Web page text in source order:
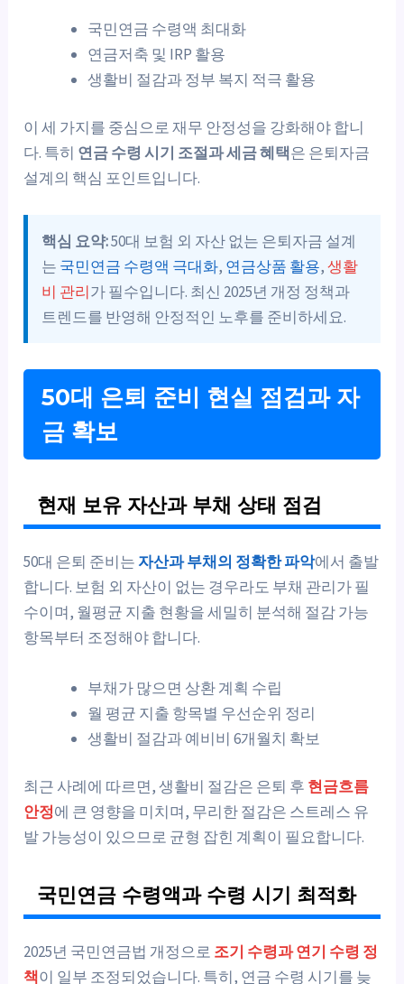
국민연금 수령액 최대화
연금저축 및 IRP 활용
생활비 절감과 정부 복지 적극 활용
이 세 가지를 중심으로 재무 안정성을 강화해야 합니
다. 특히 연금 수령 시기 조절과 세금 혜택은 은퇴자금
설계의 핵심 포인트입니다.
핵심 요약:50대 보험 외 자산 없는 은퇴자금 설계
는 국민연금 수령액 극대화, 연금상품 활용,생활
비 관리가 필수입니다. 최신 2025년 개정 정책과
트렌드를 반영해 안정적인 노후를 준비하세요.
50대 은퇴 준비 현실 점검과 자
금 확보
현재 보유 자산과 부채 상태 점검
50대 은퇴 준비는 자산과 부채의 정확한 파악에서 출발
합니다. 보험 외 자산이 없는 경우라도 부채 관리가 필
수이며, 월평균 지출 현황을 세밀히 분석해 절감 가능
항목부터 조정해야 합니다.
부채가 많으면 상환 계획 수립
월 평균 지출 항목별 우선순위 정리
생활비 절감과 예비비 6개월치 확보
최근 사례에 따르면, 생활비 절감은 은퇴 후 현금흐름
안정에 큰 영향을 미치며, 무리한 절감은 스트레스 유
발 가능성이 있으므로 균형 잡힌 계획이 필요합니다.
국민연금 수령액과 수령 시기 최적화
2025년 국민연금법 개정으로 조기 수령과 연기 수령 정
책이 일부 조정되었습니다. 특히, 연금 수령 시기를 늦